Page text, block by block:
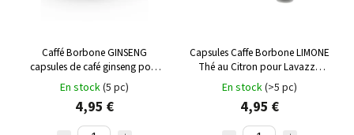
Caffé Borbone GINSENG
capsules de café ginseng pour
Lavazza Espresso Point 25 pcs
En stock(5 pc)
4,95 €
Capsules Caffe Borbone LIMONE
Thé au Citron pour Lavazza
Espresso Point 25 pcs
En stock(>5 pc)
4,95 €